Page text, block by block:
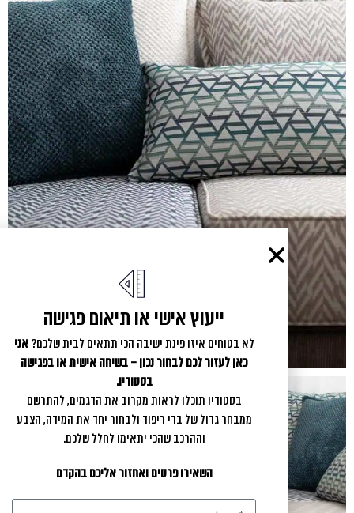
ייעוץ אישי או תיאום פגישה
לא בטוחים איזו פינת ישיבה הכי תתאים לבית שלכם?אני
כאן לעזור לכם לבחור נכון – בשיחה אישית או בפגישה
בסטודיו.
בסטודיו תוכלו לראות מקרוב את הדגמים, להתרשם
ממבחר גדול של בדי ריפוד ולבחור יחד את המידה, הצבע
וההרכב שהכי יתאימו לחלל שלכם.
השאירו פרטים ואחזור אליכם בהקדם